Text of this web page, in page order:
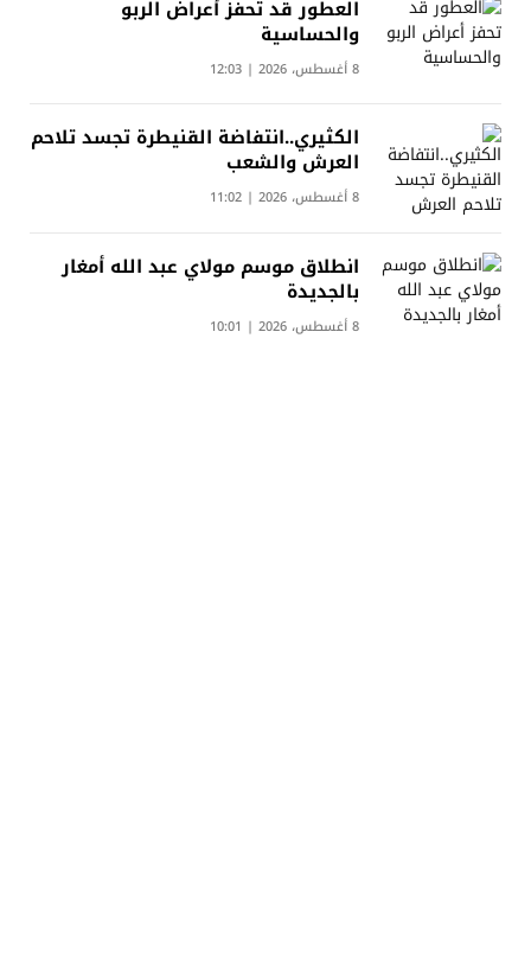
العطور قد تحفز أعراض الربو
والحساسية
8 أغسطس، 2026 | 12:03
الكثيري..انتفاضة القنيطرة تجسد تلاحم
العرش والشعب
8 أغسطس، 2026 | 11:02
انطلاق موسم مولاي عبد الله أمغار
بالجديدة
8 أغسطس، 2026 | 10:01